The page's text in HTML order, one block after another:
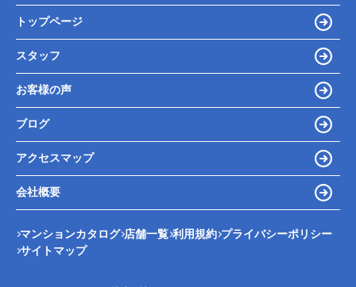
トップページ
スタッフ
お客様の声
ブログ
アクセスマップ
会社概要
マンションカタログ 店舗一覧 利用規約 プライバシーポリシー
サイトマップ